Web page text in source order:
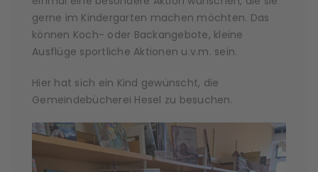
gerne im Kindergarten machen möchten. Das
können Koch- oder Backangebote, kleine
Ausflüge sportliche Aktionen u.v.m. sein.
Hier hat sich ein Kind gewünscht, die
Gemeindebücherei Hesel zu besuchen.